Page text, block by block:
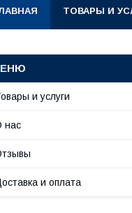
ТОВАРЫ И
и услуги
нас
и оплата